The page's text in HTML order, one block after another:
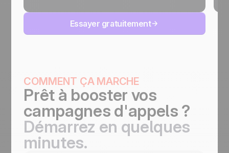
Essayer gratuitement
COMMENT ÇA MARCHE
Prêt à booster vos
campagnes d'appels ?
Démarrez en quelques
minutes.